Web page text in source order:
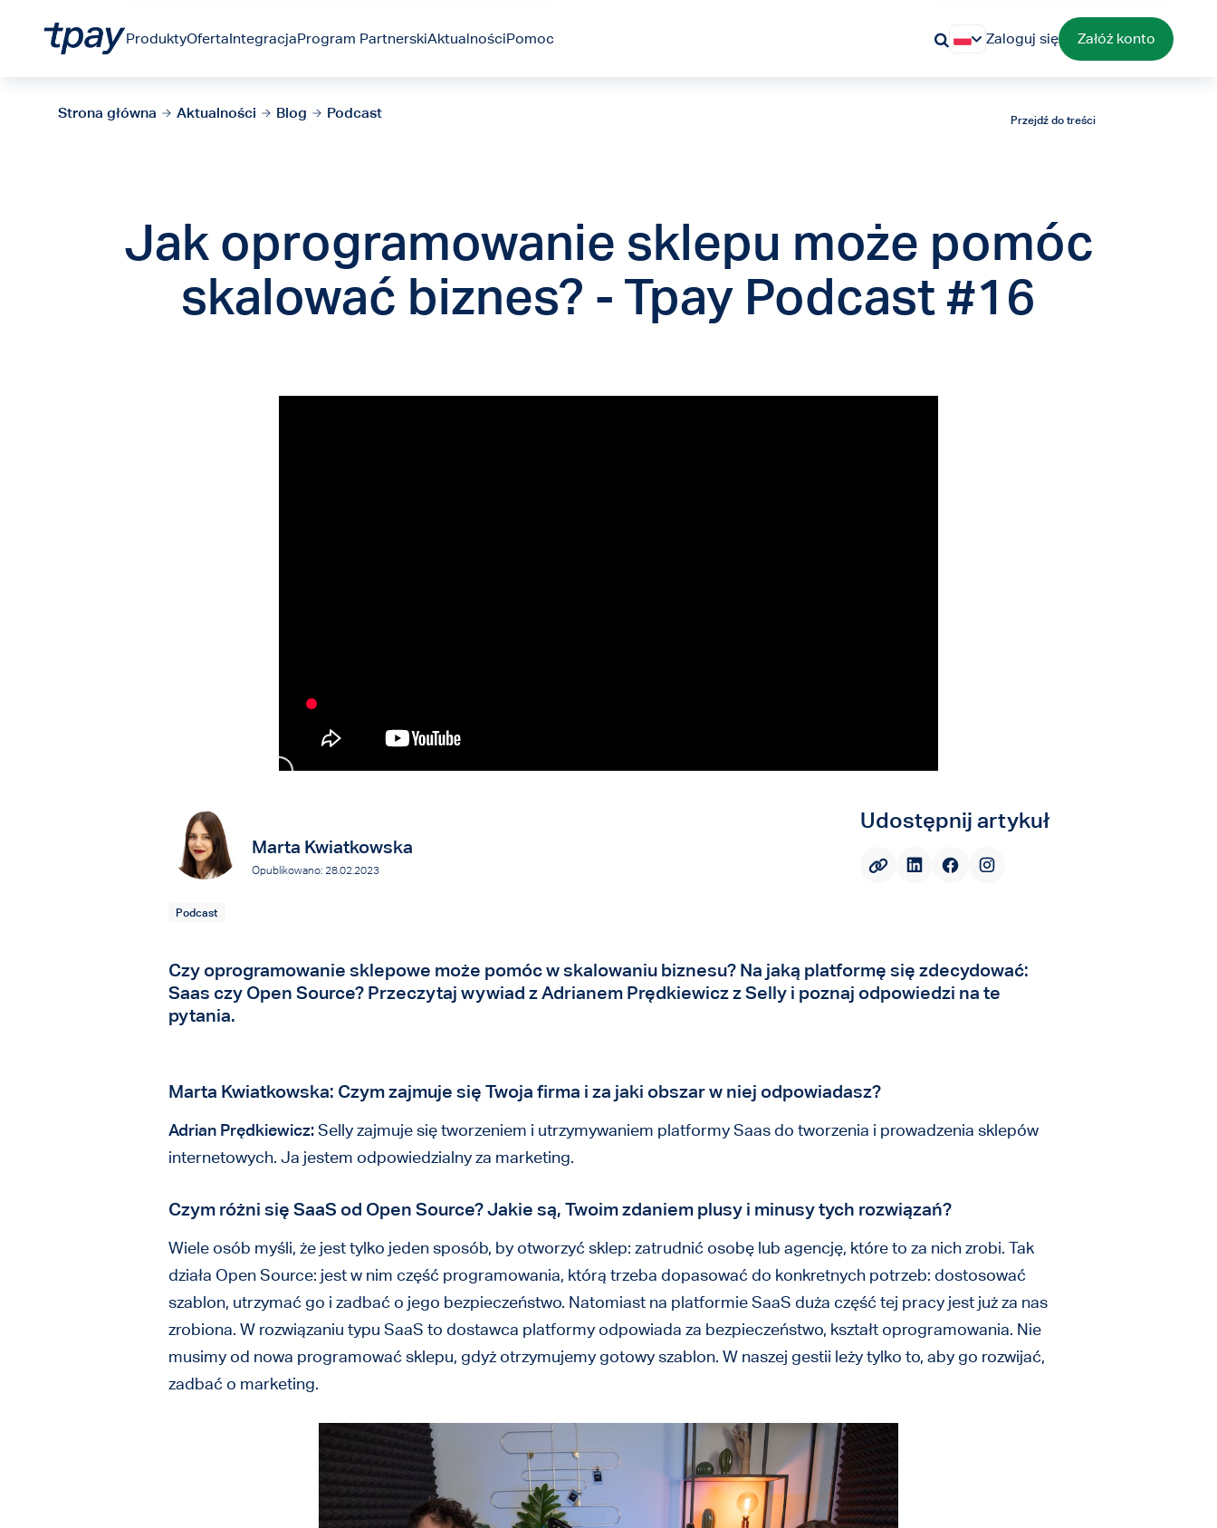
Przejdź do treści
ProduktyOfertaIntegracjaProgram PartnerskiAktualnościPomoc Zaloguj się Załóż konto
Strona główna Aktualności Blog Podcast
Jak oprogramowanie sklepu może pomóc
skalować biznes? - Tpay Podcast #16
Marta Kwiatkowska
Opublikowano: 28.02.2023
Podcast
Udostępnij artykuł
Czy oprogramowanie sklepowe może pomóc w skalowaniu biznesu? Na jaką platformę się zdecydować:
Saas czy Open Source? Przeczytaj wywiad z Adrianem Prędkiewicz z Selly i poznaj odpowiedzi na te
pytania.
Marta Kwiatkowska: Czym zajmuje się Twoja firma i za jaki obszar w niej odpowiadasz?
Adrian Prędkiewicz:Selly zajmuje się tworzeniem i utrzymywaniem platformy Saas do tworzenia i prowadzenia sklepów
internetowych. Ja jestem odpowiedzialny za marketing.
Czym różni się SaaS od Open Source? Jakie są, Twoim zdaniem plusy i minusy tych rozwiązań?
Wiele osób myśli, że jest tylko jeden sposób, by otworzyć sklep: zatrudnić osobę lub agencję, które to za nich zrobi. Tak
działa Open Source: jest w nim część programowania, którą trzeba dopasować do konkretnych potrzeb: dostosować
szablon, utrzymać go i zadbać o jego bezpieczeństwo. Natomiast na platformie SaaS duża część tej pracy jest już za nas
zrobiona. W rozwiązaniu typu SaaS to dostawca platformy odpowiada za bezpieczeństwo, kształt oprogramowania. Nie
musimy od nowa programować sklepu, gdyż otrzymujemy gotowy szablon. W naszej gestii leży tylko to, aby go rozwijać,
zadbać o marketing.